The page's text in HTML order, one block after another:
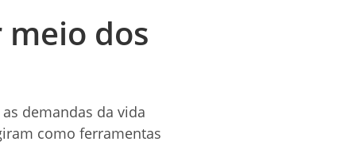
dos
demandas da vida
como ferramentas